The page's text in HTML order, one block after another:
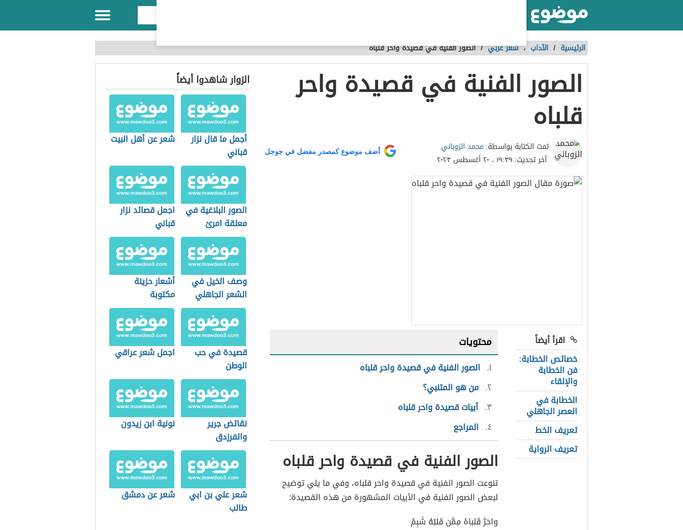
الرئيسية / الآداب ،شعر عربي /الصور الفنية في قصيدة واحر قلباه
الصور الفنية في قصيدة واحر
قلباه
تمت الكتابة بواسطة: محمد الزوباني
آخر تحديث: ١٩:٣٩ ، ٢٠ أغسطس ٢٠٢٣
أضف موضوع كمصدر مفضل في جوجل
اقرأ أيضاً
خصائص الخطابة:
فن الخطابة
والإلقاء
الخطابة في
العصر الجاهلي
تعريف الخط
تعريف الرواية
محتويات
١ الصور الفنية في قصيدة واحر قلباه
٢ من هو المتنبي؟
٣ أبيات قصيدة واحر قلباه
٤ المراجع
الصور الفنية في قصيدة واحر قلباه
تنوعت الصور الفنية في قصيدة واحر قلباه، وفي ما يلي توضيح
لبعض الصور الفنية في الأبيات المشهورة من هذه القصيدة:
واحَرَّ قَلباهُ مِمَّن قَلبُهُ شَبِمُ
الزوار شاهدوا أيضاً
أجمل ما قال نزار
قباني
شعر عن أهل البيت
الصور البلاغية في
معلقة امرئ
القيس
اجمل قصائد نزار
قباني
وصف الخيل في
الشعر الجاهلي
أشعار حزينة
مكتوبة
قصيدة في حب
الوطن
اجمل شعر عراقي
نقائض جرير
والفرزدق
نونية ابن زيدون
شعر علي بن ابي
طالب
شعر عن دمشق